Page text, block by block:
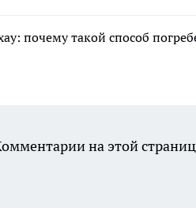
почему такой способ
на этой